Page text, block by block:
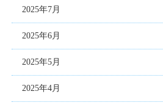
2025年7月
2025年6月
2025年5月
2025年4月